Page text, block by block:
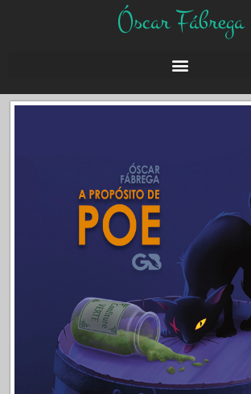
Óscar Fábrega